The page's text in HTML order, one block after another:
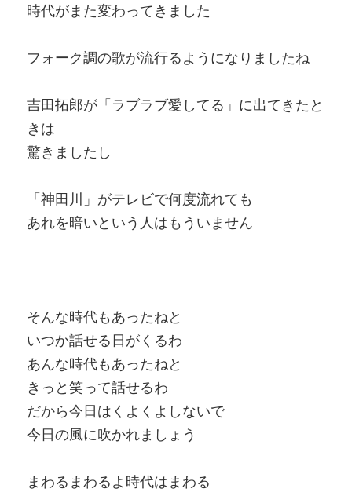
時代がまた変わってきました
フォーク調の歌が流行るようになりましたね
吉田拓郎が「ラブラブ愛してる」に出てきたと
きは
驚きましたし
「神田川」がテレビで何度流れても
あれを暗いという人はもういません
そんな時代もあったねと
いつか話せる日がくるわ
あんな時代もあったねと
きっと笑って話せるわ
だから今日はくよくよしないで
今日の風に吹かれましょう
まわるまわるよ時代はまわる